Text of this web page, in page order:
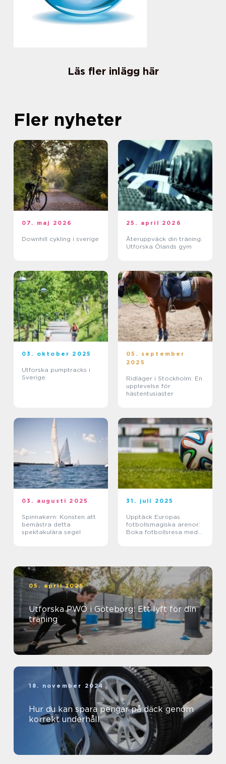
Läs fler inlägg här
Fler nyheter
07. maj 2026
Downhill cykling i sverige
25. april 2026
Återuppväck din träning:
Utforska Ölands gym
03. oktober 2025
Utforska pumptracks i
Sverige
05. september
2025
Ridläger i Stockholm: En
upplevelse för
hästentusiaster
03. augusti 2025
Spinnakern: Konsten att
bemästra detta
spektakulära segel
31. juli 2025
Upptäck Europas
fotbollsmagiska arenor:
Boka fotbollsresa med
05. april 2025
Utforska PWO i Göteborg: Ett lyft för din
träning
18. november 2024
Hur du kan spara pengar på däck genom
korrekt underhåll